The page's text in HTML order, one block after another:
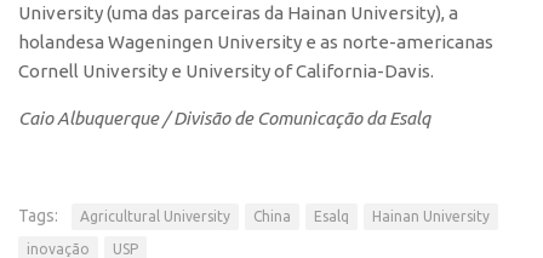
Editais de TT
PD&I
Convênios
University (uma das parceiras da Hainan University), a
holandesa Wageningen University e as norte-americanas
Cornell University e University of California-Davis.
Caio Albuquerque / Divisão de Comunicação da Esalq
Tags: Agricultural University China Esalq Hainan University
inovação USP